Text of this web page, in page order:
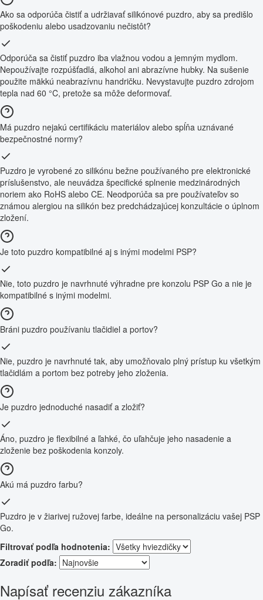
Ako sa odporúča čistiť a udržiavať silikónové puzdro, aby sa predišlo
poškodeniu alebo usadzovaniu nečistôt?
Odporúča sa čistiť puzdro iba vlažnou vodou a jemným mydlom.
Nepoužívajte rozpúšťadlá, alkohol ani abrazívne hubky. Na sušenie
použite mäkkú neabrazívnu handričku. Nevystavujte puzdro zdrojom
tepla nad 60 °C, pretože sa môže deformovať.
Má puzdro nejakú certifikáciu materiálov alebo spĺňa uznávané
bezpečnostné normy?
Puzdro je vyrobené zo silikónu bežne používaného pre elektronické
príslušenstvo, ale neuvádza špecifické splnenie medzinárodných
noriem ako RoHS alebo CE. Neodporúča sa pre používateľov so
známou alergiou na silikón bez predchádzajúcej konzultácie o úplnom
zložení.
Je toto puzdro kompatibilné aj s inými modelmi PSP?
Nie, toto puzdro je navrhnuté výhradne pre konzolu PSP Go a nie je
kompatibilné s inými modelmi.
Bráni puzdro používaniu tlačidiel a portov?
Nie, puzdro je navrhnuté tak, aby umožňovalo plný prístup ku všetkým
tlačidlám a portom bez potreby jeho zloženia.
Je puzdro jednoduché nasadiť a zložiť?
Áno, puzdro je flexibilné a ľahké, čo uľahčuje jeho nasadenie a
zloženie bez poškodenia konzoly.
Akú má puzdro farbu?
Puzdro je v žiarivej ružovej farbe, ideálne na personalizáciu vašej PSP
Go.
Filtrovať podľa hodnotenia:
Zoradiť podľa:
Napísať recenziu zákazníka